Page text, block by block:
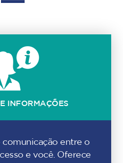
INFORMAÇÕES
comunicação entre o
e você. Oferece